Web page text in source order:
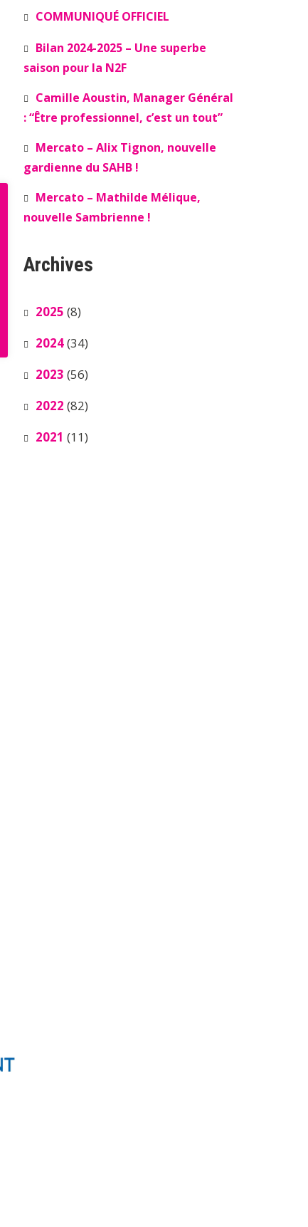
COMMUNIQUÉ OFFICIEL
Bilan 2024-2025 – Une superbe
saison pour la N2F
Camille Aoustin, Manager Général
: “Être professionnel, c’est un tout”
Mercato – Alix Tignon, nouvelle
gardienne du SAHB !
Mercato – Mathilde Mélique,
nouvelle Sambrienne !
Archives
2025 (8)
2024(34)
2023 (56)
2022 (82)
2021 (11)